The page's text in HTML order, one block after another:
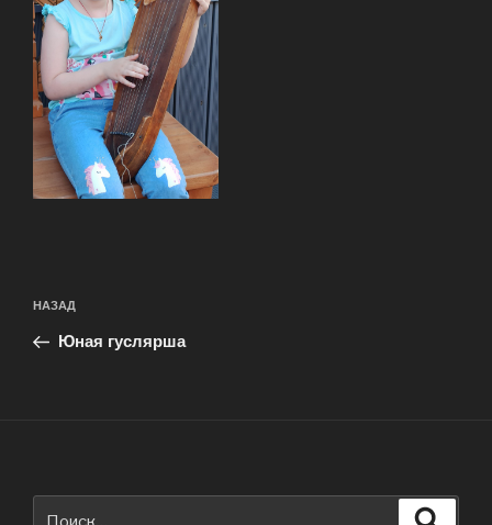
по
записям
Предыдущая
запись:
НАЗАД
Юная гуслярша